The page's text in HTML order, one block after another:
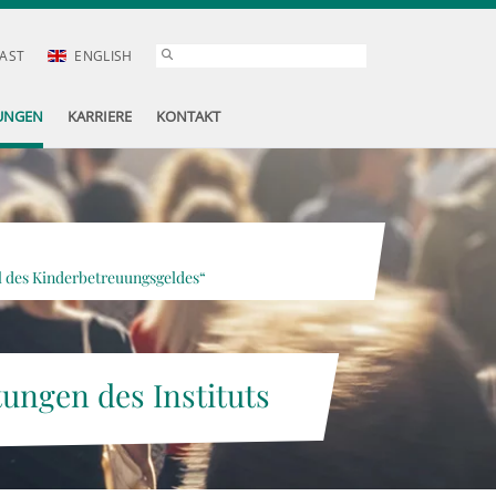
ENGLISH
KARRIERE KONTAKT
des Instituts
Kinderbetreuungsgeldes“